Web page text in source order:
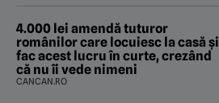
4.000 lei amendă tuturor
românilor care locuiesc la casă și
fac acest lucru în curte, crezând
că nu îi vede nimeni
CANCAN.RO